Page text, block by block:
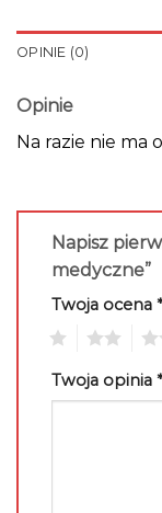
OPINIE (0)
Opinie
Na razie nie ma
Napisz
medyczne”
Twoja ocena *
Twoja opinia *